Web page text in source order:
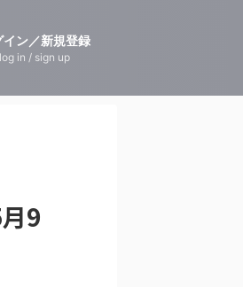
イン／新規登録
log in / sign up
9